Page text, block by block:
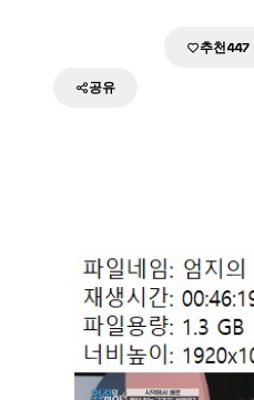
추천447
공유